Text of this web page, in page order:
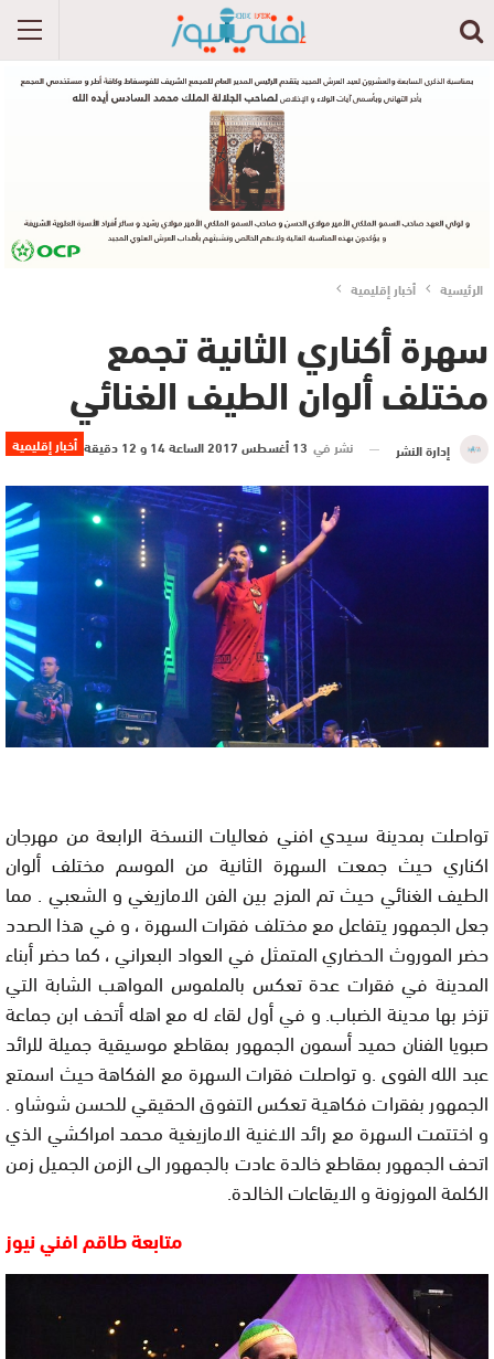
الرئيسية أخبار إقليمية
سهرة أكناري الثانية تجمع
مختلف ألوان الطيف الغنائي
أخبار إقليمية إدارة النشر نشر في 13 أغسطس 2017 الساعة 14 و 12 دقيقة
تواصلت بمدينة سيدي افني فعاليات النسخة الرابعة من مهرجان
اكناري حيث جمعت السهرة الثانية من الموسم مختلف ألوان
الطيف الغنائي حيث تم المزج بين الفن الامازيغي و الشعبي . مما
جعل الجمهور يتفاعل مع مختلف فقرات السهرة ، و في هذا الصدد
حضر الموروث الحضاري المتمثل في العواد البعراني ، كما حضر أبناء
المدينة في فقرات عدة تعكس بالملموس المواهب الشابة التي
تزخر بها مدينة الضباب. و في أول لقاء له مع اهله أتحف ابن جماعة
صبويا الفنان حميد أسمون الجمهور بمقاطع موسيقية جميلة للرائد
عبد الله الفوى .و تواصلت فقرات السهرة مع الفكاهة حيث اسمتع
الجمهور بفقرات فكاهية تعكس التفوق الحقيقي للحسن شوشاو .
و اختتمت السهرة مع رائد الاغنية الامازيغية محمد امراكشي الذي
اتحف الجمهور بمقاطع خالدة عادت بالجمهور الى الزمن الجميل زمن
الكلمة الموزونة و الايقاعات الخالدة.
متابعة طاقم افني نيوز